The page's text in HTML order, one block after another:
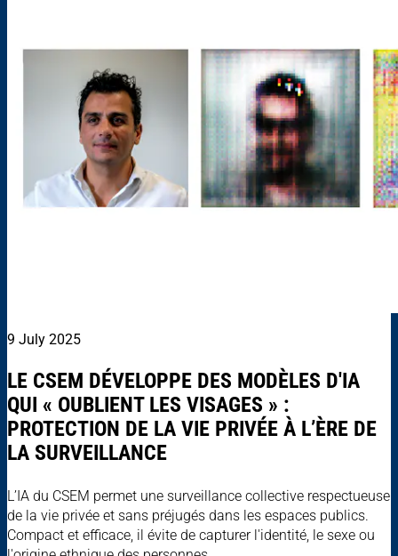
9 July 2025
LE CSEM DÉVELOPPE DES MODÈLES D'IA
QUI « OUBLIENT LES VISAGES » :
PROTECTION DE LA VIE PRIVÉE À L’ÈRE DE
LA SURVEILLANCE
L’IA du CSEM permet une surveillance collective respectueuse
de la vie privée et sans préjugés dans les espaces publics.
Compact et efficace, il évite de capturer l'identité, le sexe ou